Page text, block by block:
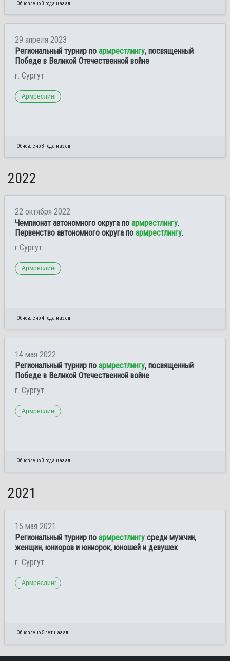
Обновлено 3 года назад
29 апреля 2023
Региональный турнир по армрестлингу, посвященный
Победе в Великой Отечественной войне
г. Сургут
Армреслинг
Обновлено 3 года назад
2022
22 октября 2022
Чемпионат автономного округа по армрестлингу.
Первенство автономного округа по армрестлингу.
г.Сургут
Армреслинг
Обновлено 4 года назад
14 мая 2022
Региональный турнир по армрестлингу, посвященный
Победе в Великой Отечественной войне
г. Сургут
Армреслинг
Обновлено 3 года назад
2021
15 мая 2021
Региональный турнир по армрестлингу среди мужчин,
женщин, юниоров и юниорок, юношей и девушек
г. Сургут
Армреслинг
Обновлено 5 лет назад